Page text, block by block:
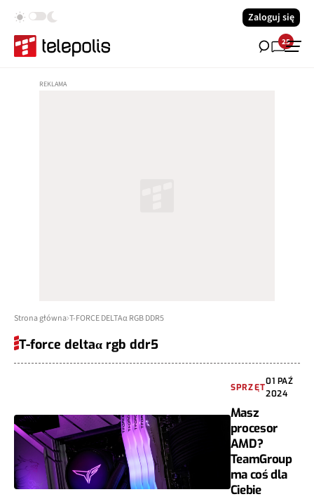
Zaloguj się
25
Strona główna T-FORCE DELTAα RGB DDR5
T-force deltaα rgb ddr5
SPRZĘT
01 PAŹ
2024
Masz
procesor
AMD?
TeamGroup
ma coś dla
Ciebie